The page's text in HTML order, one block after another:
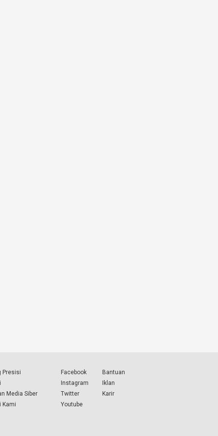
Presisi
Media Siber
Kami
Facebook
Instagram
Twitter
Youtube
Bantuan
Iklan
Karir